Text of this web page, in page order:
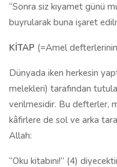
“Sonra siz kıyamet günü
buyrularak buna işaret
KİTAP (=Amel
Dünyada iken herkesin
melekleri) tarafından
verilmesidir. Bu defterler,
kâfirlere de sol ve arka
Allah:
“Oku kitabını!” (4)